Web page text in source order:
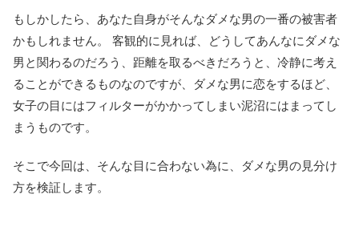
もしかしたら、あなた自身がそんなダメな男の一番の被害者
かもしれません。 客観的に見れば、どうしてあんなにダメな
男と関わるのだろう、距離を取るべきだろうと、冷静に考え
ることができるものなのですが、ダメな男に恋をするほど、
女子の目にはフィルターがかかってしまい泥沼にはまってし
まうものです。
そこで今回は、そんな目に合わない為に、ダメな男の見分け
方を検証します。